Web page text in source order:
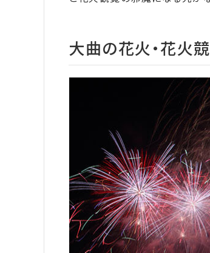
大曲の花火・花火